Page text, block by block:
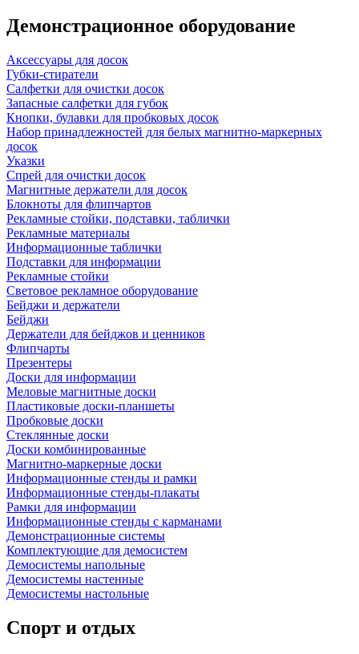
Демонстрационное оборудование
Аксессуары для досок
Губки-стиратели
Салфетки для очистки досок
Запасные салфетки для губок
Кнопки, булавки для пробковых досок
Набор принадлежностей для белых магнитно-маркерных
досок
Указки
Спрей для очистки досок
Магнитные держатели для досок
Блокноты для флипчартов
Рекламные стойки, подставки, таблички
Рекламные материалы
Информационные таблички
Подставки для информации
Рекламные стойки
Световое рекламное оборудование
Бейджи и держатели
Бейджи
Держатели для бейджов и ценников
Флипчарты
Презентеры
Доски для информации
Меловые магнитные доски
Пластиковые доски-планшеты
Пробковые доски
Стеклянные доски
Доски комбинированные
Магнитно-маркерные доски
Информационные стенды и рамки
Информационные стенды-плакаты
Рамки для информации
Информационные стенды с карманами
Демонстрационные системы
Комплектующие для демосистем
Демосистемы напольные
Демосистемы настенные
Демосистемы настольные
Спорт и отдых